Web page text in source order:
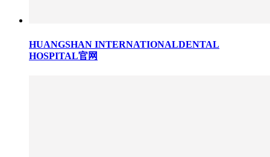
HUANGSHAN INTERNATIONALDENTAL
HOSPITAL官网